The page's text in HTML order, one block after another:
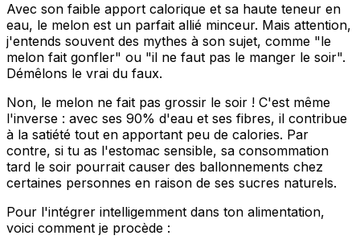
Avec son faible apport calorique et sa haute teneur en
eau, le melon est un parfait allié minceur. Mais attention,
j'entends souvent des mythes à son sujet, comme "le
melon fait gonfler" ou "il ne faut pas le manger le soir".
Démêlons le vrai du faux.
Non, le melon ne fait pas grossir le soir ! C'est même
l'inverse : avec ses 90% d'eau et ses fibres, il contribue
à la satiété tout en apportant peu de calories. Par
contre, si tu as l'estomac sensible, sa consommation
tard le soir pourrait causer des ballonnements chez
certaines personnes en raison de ses sucres naturels.
Pour l'intégrer intelligemment dans ton alimentation,
voici comment je procède :